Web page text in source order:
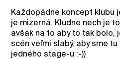
Každopádne koncept klubu
je mizerná. Kludne nech je
avšak na to aby to tak bolo,
scén veľmi slabý, aby sme
jedného stage-u :-))